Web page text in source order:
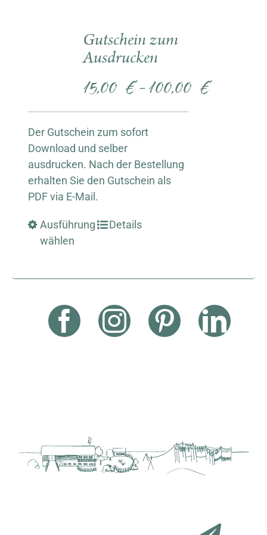
Gutschein zum
Ausdrucken
15,00€ – 100,00€
Der Gutschein zum sofort
Download und selber
ausdrucken. Nach der Bestellung
erhalten Sie den Gutschein als
PDF via E-Mail.
Ausführung
wählen
Details